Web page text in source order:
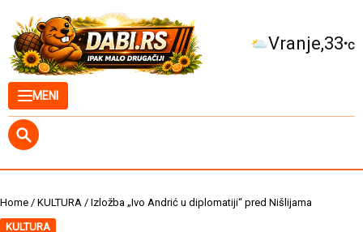
MENI
Kuršumlija 34°C
Home / KULTURA / Izložba „Ivo Andrić u diplomatiji“ pred Nišlijama
KULTURA